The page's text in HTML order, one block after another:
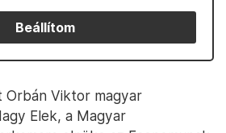
Beállítom
Viktor magyar
Elek, a Magyar